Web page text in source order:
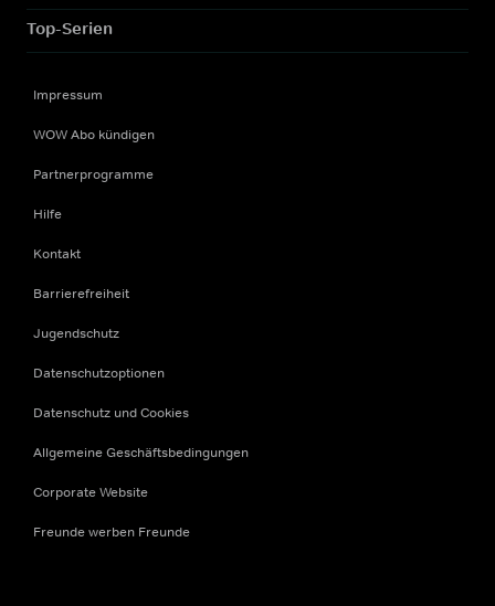
Top-Serien
Impressum
WOW Abo kündigen
Partnerprogramme
Hilfe
Kontakt
Barrierefreiheit
Jugendschutz
Datenschutzoptionen
Datenschutz und Cookies
Allgemeine Geschäftsbedingungen
Corporate Website
Freunde werben Freunde